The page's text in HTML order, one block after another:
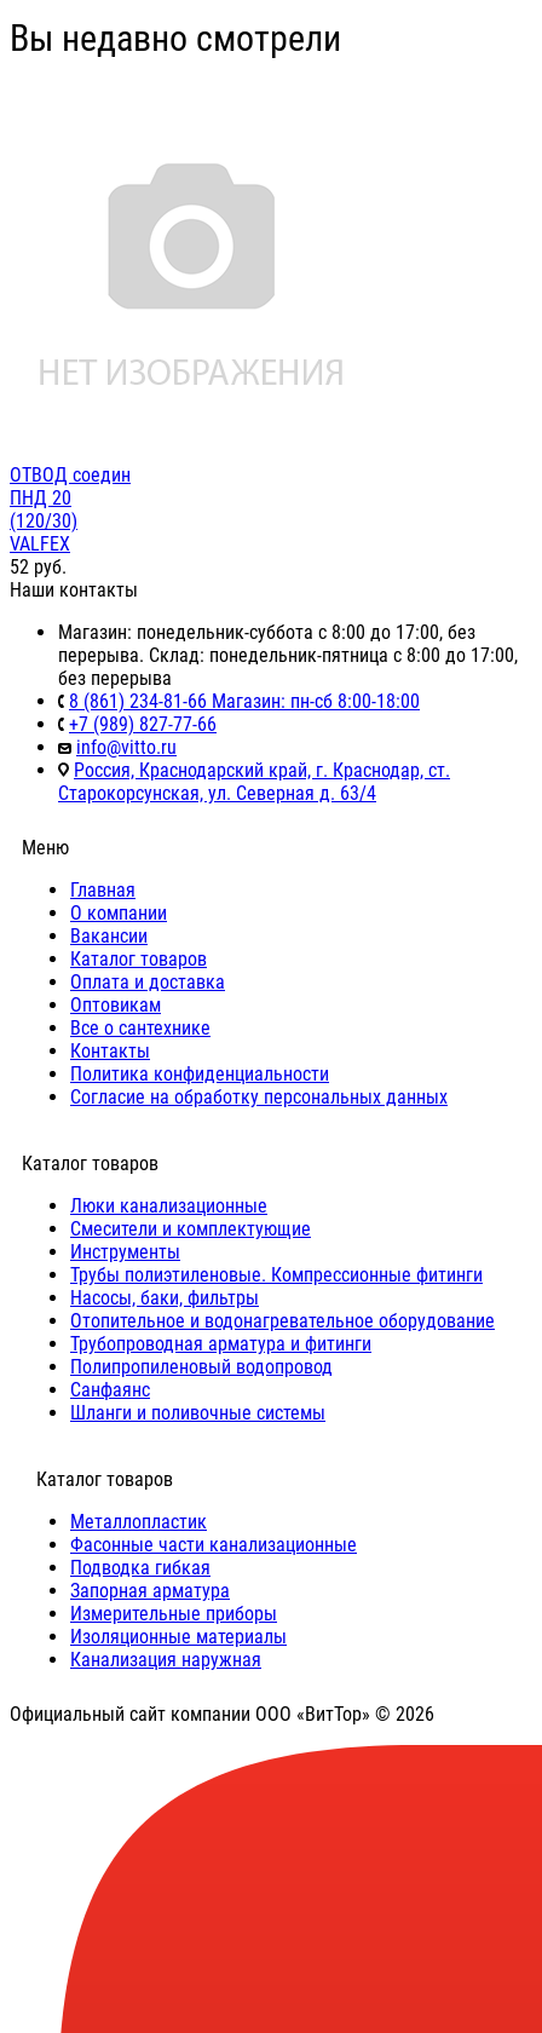
Вы недавно смотрели
ОТВОД соедин
ПНД 20
(120/30)
VALFEX
52 руб.
Наши контакты
Магазин: понедельник-суббота с 8:00 до 17:00, без
перерыва. Склад: понедельник-пятница с 8:00 до 17:00,
без перерыва
8 (861) 234-81-66 Магазин: пн-сб 8:00-18:00
+7 (989) 827-77-66
info@vitto.ru
Россия, Краснодарский край, г. Краснодар, ст.
Старокорсунская, ул. Северная д. 63/4
Меню
Главная
О компании
Вакансии
Каталог товаров
Оплата и доставка
Оптовикам
Все о сантехнике
Контакты
Политика конфиденциальности
Согласие на обработку персональных данных
Каталог товаров
Люки канализационные
Cмесители и комплектующие
Инструменты
Трубы полиэтиленовые. Компрессионные фитинги
Насосы, баки, фильтры
Отопительное и водонагревательное оборудование
Трубопроводная арматура и фитинги
Полипропиленовый водопровод
Санфаянс
Шланги и поливочные системы
⠀Каталог товаров
Металлопластик
Фасонные части канализационные
Подводка гибкая
Запорная арматура
Измерительные приборы
Изоляционные материалы
Канализация наружная
Официальный сайт компании ООО «ВитТор» © 2026